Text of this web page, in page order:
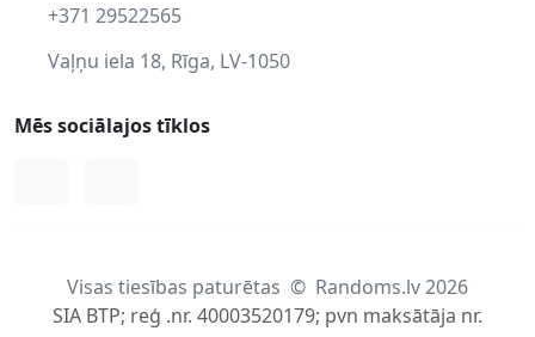
+371 29522565
Vaļņu iela 18, Rīga, LV-1050
Mēs sociālajos tīklos
Visas tiesības paturētas © Randoms.lv 2026
SIA BTP; reģ .nr. 40003520179; pvn maksātāja nr.